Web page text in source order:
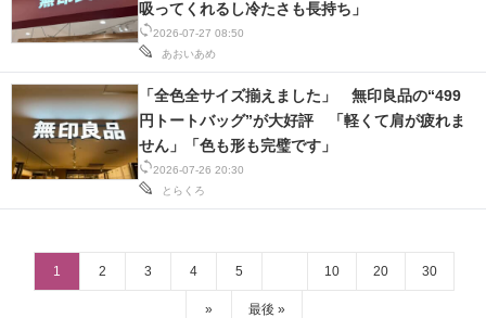
2026-07-27 08:50
あおいあめ
吸ってくれるし冷たさも長持ち」
2026-07-26 20:30
とらくろ
「全色全サイズ揃えました」 無印良品の“499
円トートバッグ”が大好評 「軽くて肩が疲れま
せん」「色も形も完璧です」
1 2 3 4 5 10 20 30
» 最後 »